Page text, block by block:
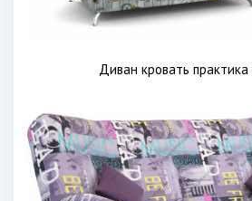
Диван кровать практика